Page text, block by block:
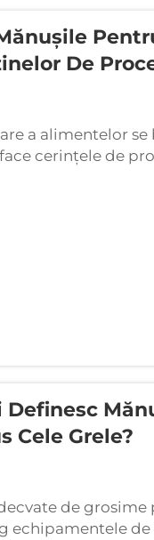
De
a alimentelor
cerințele de
Pe măsură ce
esențiale ale
Definesc
Cele Grele?
de
echipamentele